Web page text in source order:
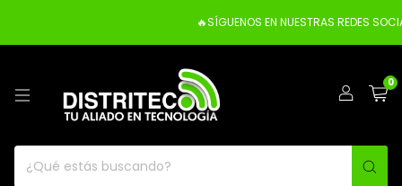
🔥SÍGUENOS EN NUESTRAS REDES
0